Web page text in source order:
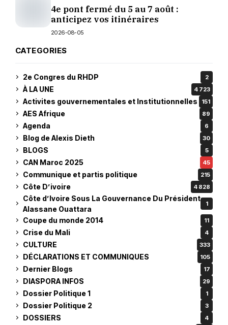
4e pont fermé du 5 au 7 août :
anticipez vos itinéraires
2026-08-05
CATEGORIES
2e Congres du RHDP 2
À LA UNE 4 723
Activites gouvernementales et Institutionnelles 151
AES Afrique 89
Agenda 6
Blog de Alexis Dieth 30
BLOGS 5
CAN Maroc 2025 45
Communique et partis politique 215
Côte D’ivoire 4 828
Côte d’Ivoire Sous La Gouvernance Du Président
Alassane Ouattara
1
Coupe du monde 2014 11
Crise du Mali 4
CULTURE 333
DÉCLARATIONS ET COMMUNIQUES 105
Dernier Blogs 17
DIASPORA INFOS 29
Dossier Politique 1 1
Dossier Politique 2 3
DOSSIERS 4